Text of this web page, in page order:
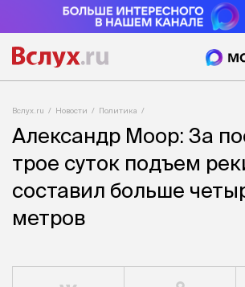
Вслух.ru Новости Политика
Александр Моор: За
трое суток подъем
составил больше
метров